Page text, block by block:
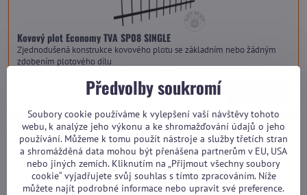
Kovový plot Economy TVA SP08 SINGLE
Zjednodušená konstrukce kovového plotu se základním nebo žádným
zdobením plotového dílu
od 2 460 Kč
Předvolby soukromí
Soubory cookie používáme k vylepšení vaší návštěvy tohoto
webu, k analýze jeho výkonu a ke shromažďování údajů o jeho
používání. Můžeme k tomu použít nástroje a služby třetích stran
a shromážděná data mohou být přenášena partnerům v EU, USA
nebo jiných zemích. Kliknutím na „Přijmout všechny soubory
cookie“ vyjadřujete svůj souhlas s tímto zpracováním. Níže
můžete najít podrobné informace nebo upravit své preference.